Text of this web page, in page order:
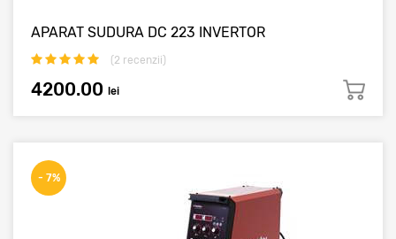
APARAT SUDURA DC 223 INVERTOR
(2 recenzii)
4200.00 lei
- 7%